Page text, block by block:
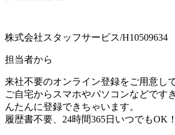
株式会社スタッフサービス/H10509634
担当者から
来社不要のオンライン登録をご用意し
ご自宅からスマホやパソコンなどです
んたんに登録できちゃいます。
履歴書不要、24時間365日いつでもOK！